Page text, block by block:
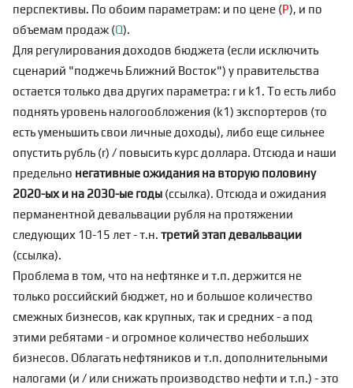
перспективы. По обоим параметрам: и по цене (P), и по
объемам продаж (Q).
Для регулирования доходов бюджета (если исключить
сценарий "поджечь Ближний Восток") у правительства
остается только два других параметра: r и k1. То есть либо
поднять уровень налогообложения (k1) экспортеров (то
есть уменьшить свои личные доходы), либо еще сильнее
опустить рубль (r) / повысить курс доллара. Отсюда и наши
предельно негативные ожидания на вторую половину
2020-ых и на 2030-ые годы (ссылка). Отсюда и ожидания
перманентной девальвации рубля на протяжении
следующих 10-15 лет - т.н. третий этап девальвации
(ссылка).
Проблема в том, что на нефтянке и т.п. держится не
только российский бюджет, но и большое количество
смежных бизнесов, как крупных, так и средних - а под
этими ребятами - и огромное количество небольших
бизнесов. Облагать нефтяников и т.п. дополнительными
налогами (и / или снижать производство нефти и т.п.) - это